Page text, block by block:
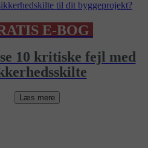
E-BOG
10 kritiske fejl med
Læs mere